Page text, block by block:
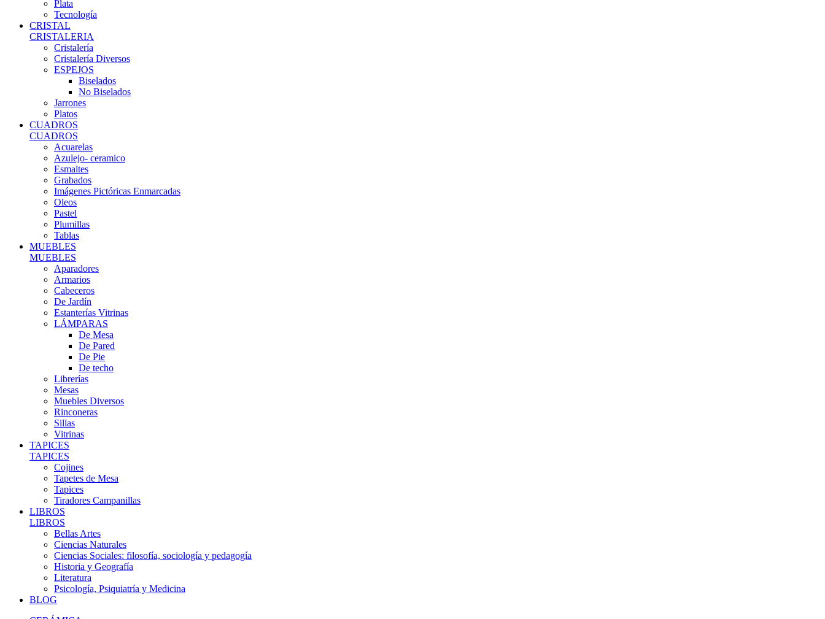
Plata
Tecnología
CRISTAL
CRISTALERIA
Cristalería
Cristalería Diversos
ESPEJOS
Biselados
No Biselados
Jarrones
Platos
CUADROS
CUADROS
Acuarelas
Azulejo- ceramico
Esmaltes
Grabados
Imágenes Pictóricas Enmarcadas
Oleos
Pastel
Plumillas
Tablas
MUEBLES
MUEBLES
Aparadores
Armarios
Cabeceros
De Jardín
Estanterías Vitrinas
LÁMPARAS
De Mesa
De Pared
De Pie
De techo
Librerías
Mesas
Muebles Diversos
Rinconeras
Sillas
Vitrinas
TAPICES
TAPICES
Cojines
Tapetes de Mesa
Tapices
Tiradores Campanillas
LIBROS
LIBROS
Bellas Artes
Ciencias Naturales
Ciencias Sociales: filosofía, sociología y pedagogía
Historia y Geografía
Literatura
Psicología, Psiquiatría y Medicina
BLOG